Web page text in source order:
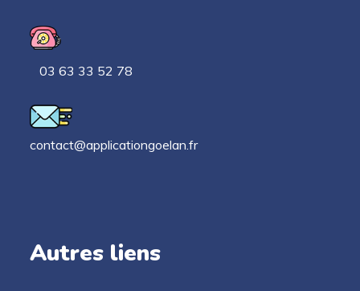
03 63 33 52 78
contact@applicationgoelan.fr
Autres liens